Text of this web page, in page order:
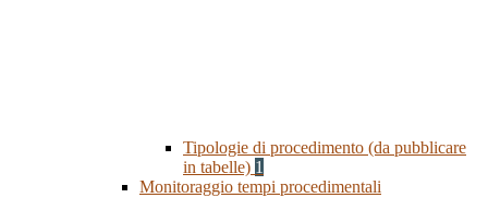
Tipologie di procedimento (da pubblicare
in tabelle) 1
Monitoraggio tempi procedimentali